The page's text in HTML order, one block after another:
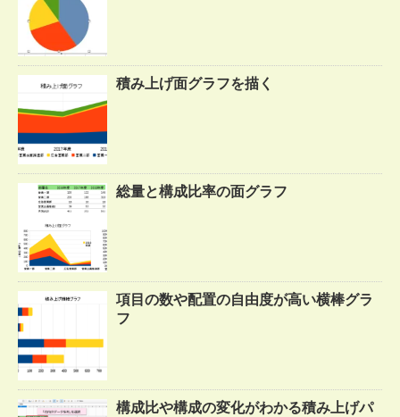
積み上げ面グラフを描く
総量と構成比率の面グラフ
項目の数や配置の自由度が高い横棒グラ
フ
構成比や構成の変化がわかる積み上げパ